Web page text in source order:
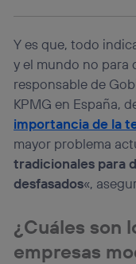
Y es que, todo
y el mundo no para
responsable de
KPMG en España,
importancia de la
mayor problema
tradicionales para
desfasados«,
¿Cuáles son
empresas
Si utilizas una
actividades de
que hayan dado
Si utilizas datos
personalizado, ya
navegación del
Puedes gestionar
“Administrar Utiq”
visitando el portal
(“consenthub”).